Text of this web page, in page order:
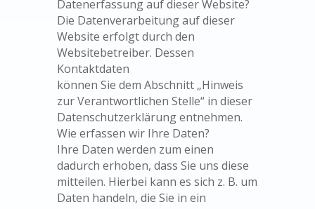
Datenerfassung auf dieser Website?
Die Datenverarbeitung auf dieser
Website erfolgt durch den
Websitebetreiber. Dessen
Kontaktdaten
können Sie dem Abschnitt „Hinweis
zur Verantwortlichen Stelle“ in dieser
Datenschutzerklärung entnehmen.
Wie erfassen wir Ihre Daten?
Ihre Daten werden zum einen
dadurch erhoben, dass Sie uns diese
mitteilen. Hierbei kann es sich z. B. um
Daten handeln, die Sie in ein